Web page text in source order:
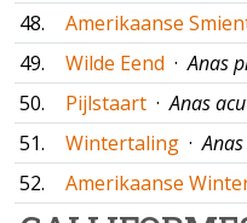
48.
Amerikaanse
49.
Wilde Eend ·Anas
50.
Pijlstaart ·Anas
51.
Wintertaling ·
52.
Amerikaanse